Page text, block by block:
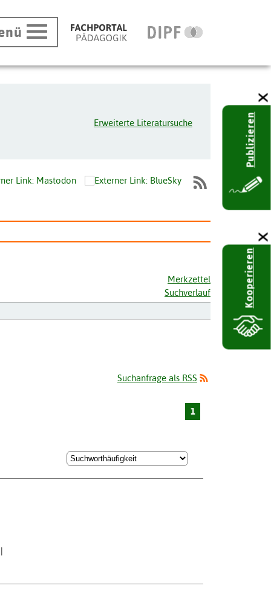
Erweiterte Literatursuche
Merkzettel
Suchverlauf
Suchanfrage als RSS
1
Publizieren
Kooperieren